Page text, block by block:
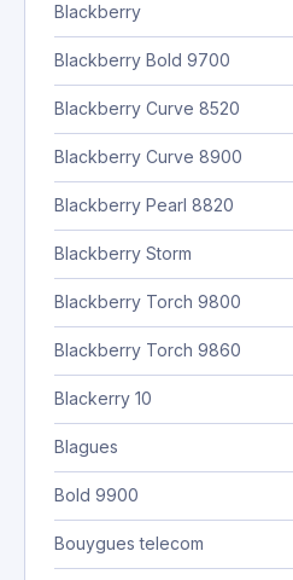
Blackberry
Blackberry Bold 9700
Blackberry Curve 8520
Blackberry Curve 8900
Blackberry Pearl 8820
Blackberry Storm
Blackberry Torch 9800
Blackberry Torch 9860
Blackerry 10
Blagues
Bold 9900
Bouygues telecom